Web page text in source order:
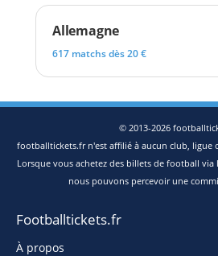
Allemagne
617 matchs dès 20 €
© 2013-2026
footballtickets.fr n'est affilié à aucun club, ligue
Lorsque vous achetez des billets de football
nous pouvons percevoir une
Footballtickets.fr
À propos